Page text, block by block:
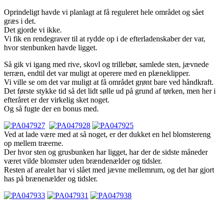
Oprindeligt havde vi planlagt at få reguleret hele området og sået
græs i det.
Det gjorde vi ikke.
Vi fik en rendegraver til at rydde op i de efterladenskaber der var,
hvor stenbunken havde ligget.
Så gik vi igang med rive, skovl og trillebør, samlede sten, jævnede
terræn, endtil det var muligt at operere med en plæneklipper.
Vi ville se om det var muligt at få området grønt bare ved håndkraft.
Det første stykke tid så det lidt sølle ud på grund af tørken, men her i
efteråret er der virkelig sket noget.
Og så fugte der en bonus med.
Ved at lade være med at så noget, er der dukket en hel blomstereng
op mellem træerne.
Der hvor sten og grusbunken har ligget, har der de sidste måneder
været vilde blomster uden brændenælder og tidsler.
Resten af arealet har vi slået med jævne mellemrum, og det har gjort
has på brænenælder og tidsler.